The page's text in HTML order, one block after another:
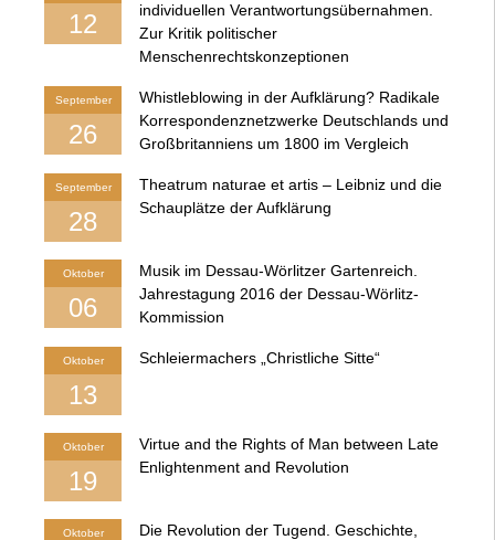
12
individuellen Verantwortungsübernahmen.
Zur Kritik politischer
Menschenrechtskonzeptionen
September
26
Whistleblowing in der Aufklärung? Radikale
Korrespondenznetzwerke Deutschlands und
Großbritanniens um 1800 im Vergleich
September
28
Theatrum naturae et artis – Leibniz und die
Schauplätze der Aufklärung
Oktober
06
Musik im Dessau-Wörlitzer Gartenreich.
Jahrestagung 2016 der Dessau-Wörlitz-
Kommission
Oktober
13
Schleiermachers „Christliche Sitte“
Oktober
19
Virtue and the Rights of Man between Late
Enlightenment and Revolution
Oktober
Die Revolution der Tugend. Geschichte,